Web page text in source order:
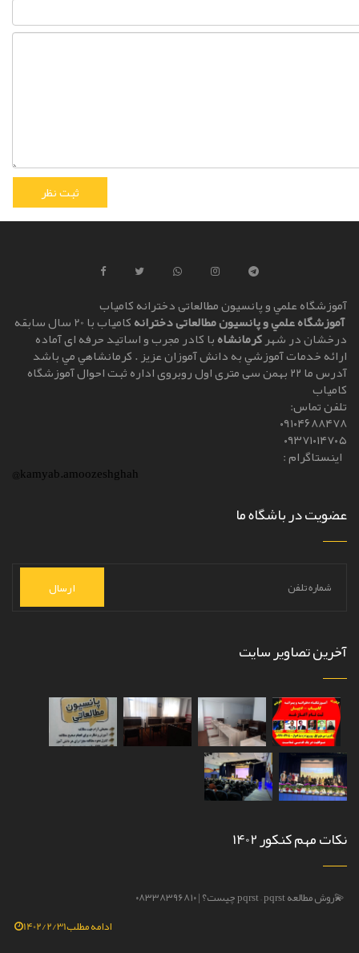
آموزشگاه علمي و پانسیون مطالعاتی دخترانه کامياب
آموزشگاه علمي و پانسیون مطالعاتی دخترانه کامياب با 20 سال سابقه
درخشان در شهرکرمانشاهبا کادر مجرب و اساتيد حرفه ای آماده
ارائه خدمات آموزشي به دانش آموزان عزيز . کرمانشاهي مي باشد
آدرس ما ۲۲ بهمن سی متری اول روبروی اداره ثبت احوال آموزشگاه
کامیاب
تلفن تماس:
۰۹۱۰۴۶۸۸۴۷۸
۰۹۳۷۱۰۱۴۷۰۵
اینستاگرام :
@kamyab.amoozeshghah
عضویت در باشگاه ما
ارسال
آخرین تصاویر سایت
نکات مهم کنکور 1402
روش مطالعه lwf – lwf چیست؟ ☎️ ۰۸۳۳۸۳۹۶۸۱۰
1402/2/31ادامه مطلب